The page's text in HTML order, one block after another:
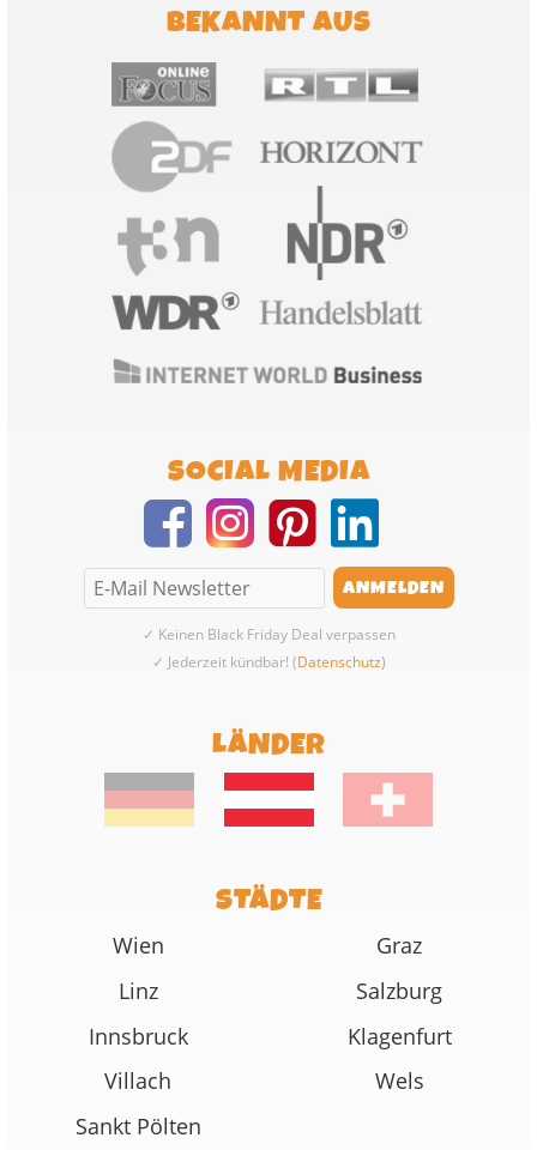
BEKANNT AUS
SOCIAL MEDIA
✓ Keinen Black Friday Deal verpassen
✓ Jederzeit kündbar! (Datenschutz)
LÄNDER
STÄDTE
Wien
Graz
Linz
Salzburg
Innsbruck
Klagenfurt
Villach
Wels
Sankt Pölten